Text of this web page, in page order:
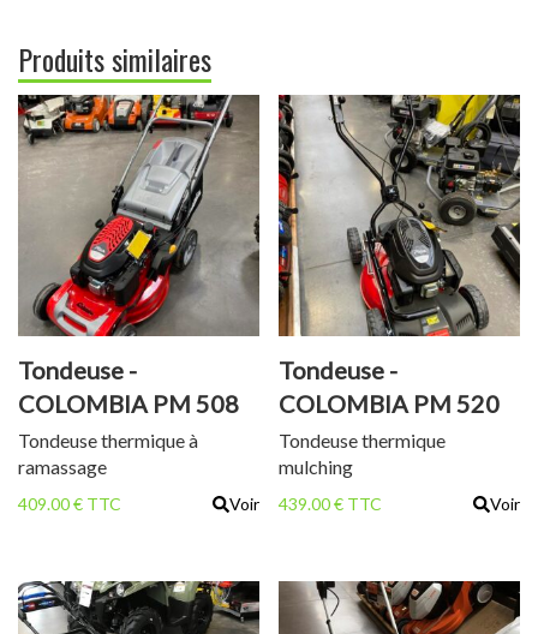
Produits similaires
Tondeuse -
COLOMBIA PM 508
TS
Tondeuse thermique à
ramassage
409.00 € TTC Voir
Tondeuse -
COLOMBIA PM 520
TCM
Tondeuse thermique
mulching
439.00 € TTC Voir